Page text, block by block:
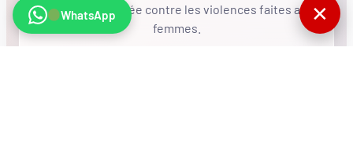
général, mobilisée contre les violences faites aux
femmes.
WhatsApp ✕